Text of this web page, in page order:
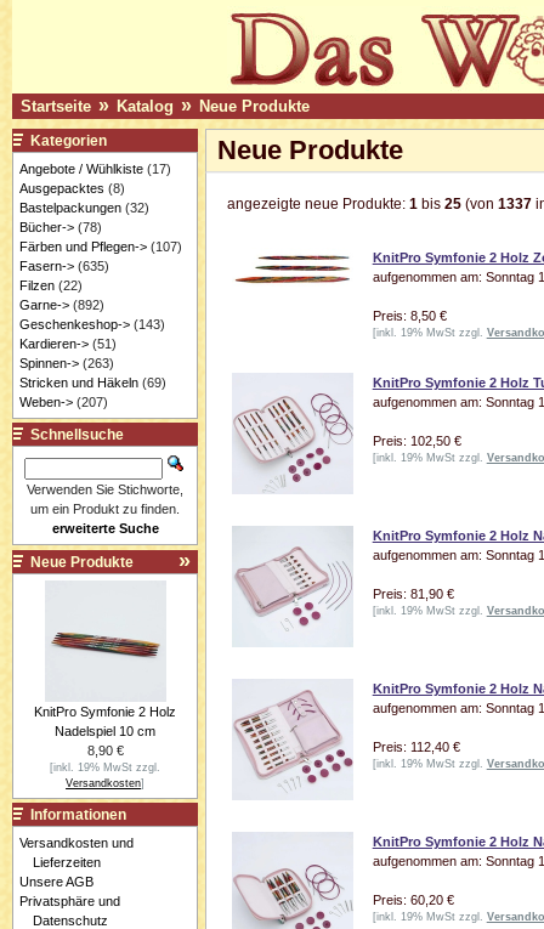
Startseite » Katalog » Neue Produkte
Neue Produkte
angezeigte neue Produkte: 1bis 25(von 1337
KnitPro Symfonie 2 Holz
aufgenommen am: Sonntag
Preis: 8,50 €
[inkl. 19% MwSt zzgl.
KnitPro Symfonie 2 Holz
aufgenommen am: Sonntag
Preis: 102,50 €
[inkl. 19% MwSt zzgl.
KnitPro Symfonie 2 Holz
aufgenommen am: Sonntag
Preis: 81,90 €
[inkl. 19% MwSt zzgl.
KnitPro Symfonie 2 Holz
aufgenommen am: Sonntag
Preis: 112,40 €
[inkl. 19% MwSt zzgl.
KnitPro Symfonie 2 Holz
aufgenommen am: Sonntag
Preis: 60,20 €
[inkl. 19% MwSt zzgl.
Kategorien
Angebote / Wühlkiste(17)
Ausgepacktes (8)
Bastelpackungen(32)
Bücher->(78)
Färben und Pflegen->(107)
Fasern->(635)
Filzen(22)
Garne->(892)
Geschenkeshop->(143)
Kardieren->(51)
Spinnen->(263)
Stricken und Häkeln(69)
Weben->(207)
Schnellsuche
Verwenden Sie Stichworte,
um ein Produkt zu finden.
erweiterte Suche
Neue Produkte
KnitPro Symfonie 2 Holz
Nadelspiel 10 cm
8,90 €
[inkl. 19% MwSt zzgl.
Versandkosten]
Informationen
Versandkosten und
Lieferzeiten
Unsere AGB
Privatsphäre und
Datenschutz